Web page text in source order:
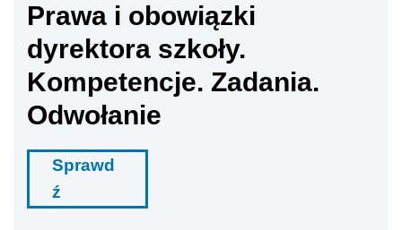
Prawa i obowiązki
dyrektora szkoły.
Kompetencje. Zadania.
Odwołanie
Sprawd
ź